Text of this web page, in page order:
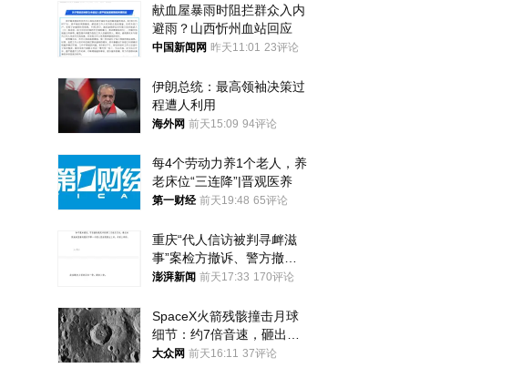
献血屋暴雨时阻拦群众入内
避雨？山西忻州血站回应
中国新闻网 昨天11:01 23评论
伊朗总统：最高领袖决策过
程遭人利用
海外网 前天15:09 94评论
每4个劳动力养1个老人，养
老床位“三连降”|晋观医养
第一财经 前天19:48 65评论
重庆“代人信访被判寻衅滋
事”案检方撤诉、警方撤
案，两被告人获国赔
澎湃新闻 前天17:33 170评论
SpaceX火箭残骸撞击月球
细节：约7倍音速，砸出直
径约30米撞击坑
大众网 前天16:11 37评论